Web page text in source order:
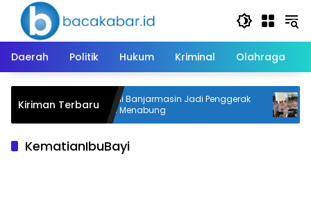
Langsung
konten
Daerah
Politik Hukum Kriminal Olahraga
Kiriman TerbaruDua SD di Banjarmasin Jadi Penggerak
Budaya Menabung
15
KematianIbuBayi